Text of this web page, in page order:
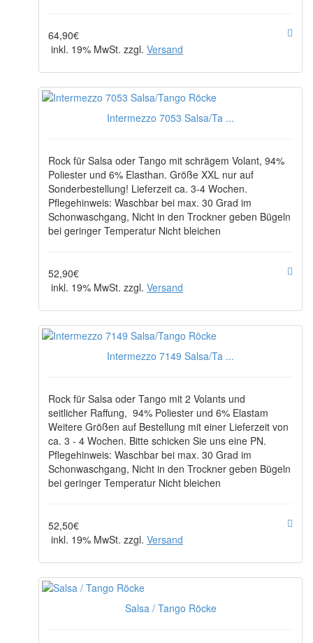
64,90€
inkl. 19% MwSt. zzgl. Versand
Intermezzo 7053 Salsa/Ta ...
Rock für Salsa oder Tango mit schrägem Volant, 94%
Poliester und 6% Elasthan. Größe XXL nur auf
Sonderbestellung! Lieferzeit ca. 3-4 Wochen.
Pflegehinweis: Waschbar bei max. 30 Grad im
Schonwaschgang, Nicht in den Trockner geben Bügeln
bei geringer Temperatur Nicht bleichen
52,90€
inkl. 19% MwSt. zzgl. Versand
Intermezzo 7149 Salsa/Ta ...
Rock für Salsa oder Tango mit 2 Volants und
seitlicher Raffung, 94% Poliester und 6% Elastam
Weitere Größen auf Bestellung mit einer Lieferzeit von
ca. 3 - 4 Wochen. Bitte schicken Sie uns eine PN.
Pflegehinweis: Waschbar bei max. 30 Grad im
Schonwaschgang, Nicht in den Trockner geben Bügeln
bei geringer Temperatur Nicht bleichen
52,50€
inkl. 19% MwSt. zzgl. Versand
Salsa / Tango Röcke